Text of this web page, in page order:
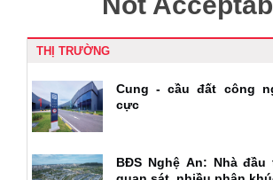
THỊ TRƯỜNG
Cung - cầu đất công
cực
BĐS Nghệ An: Nhà